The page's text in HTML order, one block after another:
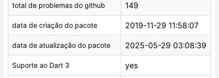
total de problemas do github 149
data de criação do pacote 2019-11-29 11:58:07
data de atualização do pacote 2025-05-29 03:08:39
Suporte ao Dart 3 yes